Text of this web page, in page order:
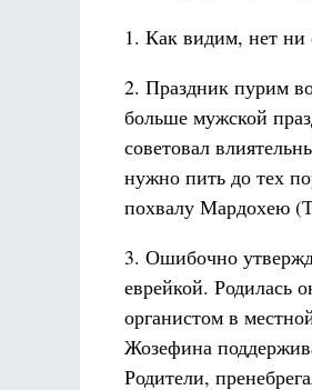
1. Как видим, нет ни
2. Праздник пурим
больше мужской
советовал
нужно пить до тех
похвалу Мардохею
3. Ошибочно
еврейкой. Родилась
органистом в
Жозефина
Родители,